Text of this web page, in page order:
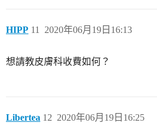
HIPP 2020年06月19日16:13
11
想請教皮膚科收費如何？
Libertea 2020年06月19日16:25
12